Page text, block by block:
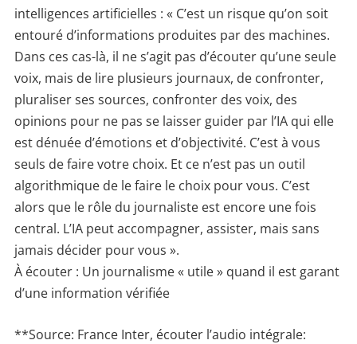
intelligences artificielles : « C’est un risque qu’on soit
entouré d’informations produites par des machines.
Dans ces cas-là, il ne s’agit pas d’écouter qu’une seule
voix, mais de lire plusieurs journaux, de confronter,
pluraliser ses sources, confronter des voix, des
opinions pour ne pas se laisser guider par l’IA qui elle
est dénuée d’émotions et d’objectivité. C’est à vous
seuls de faire votre choix. Et ce n’est pas un outil
algorithmique de le faire le choix pour vous. C’est
alors que le rôle du journaliste est encore une fois
central. L’IA peut accompagner, assister, mais sans
jamais décider pour vous ».
À écouter : Un journalisme « utile » quand il est garant
d’une information vérifiée
**Source: France Inter, écouter l’audio intégrale: